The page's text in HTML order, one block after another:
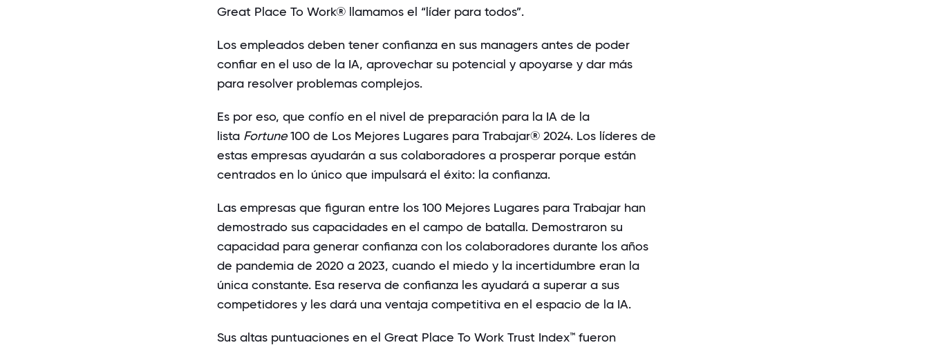
Great Place To Work® llamamos el “líder para todos”.
Los empleados deben tener confianza en sus managers antes de poder
confiar en el uso de la IA, aprovechar su potencial y apoyarse y dar más
para resolver problemas complejos.
Es por eso, que confío en el nivel de preparación para la IA de la
lista Fortune100 de Los Mejores Lugares para Trabajar® 2024. Los líderes de
estas empresas ayudarán a sus colaboradores a prosperar porque están
centrados en lo único que impulsará el éxito: la confianza.
Las empresas que figuran entre los 100 Mejores Lugares para Trabajar han
demostrado sus capacidades en el campo de batalla. Demostraron su
capacidad para generar confianza con los colaboradores durante los años
de pandemia de 2020 a 2023, cuando el miedo y la incertidumbre eran la
única constante. Esa reserva de confianza les ayudará a superar a sus
competidores y les dará una ventaja competitiva en el espacio de la IA.
Sus altas puntuaciones en el Great Place To Work Trust Index™fueron